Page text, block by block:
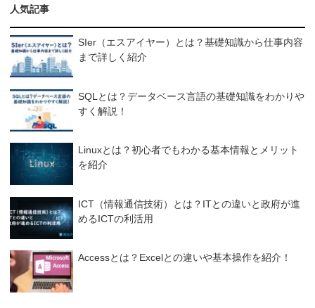
人気記事
SIer（エスアイヤー）とは？基礎知識から仕事内容
まで詳しく紹介
SQLとは？データベース言語の基礎知識をわかりや
すく解説！
Linuxとは？初心者でもわかる基本情報とメリット
を紹介
ICT（情報通信技術）とは？ITとの違いと政府が進
めるICTの利活用
Accessとは？Excelとの違いや基本操作を紹介！